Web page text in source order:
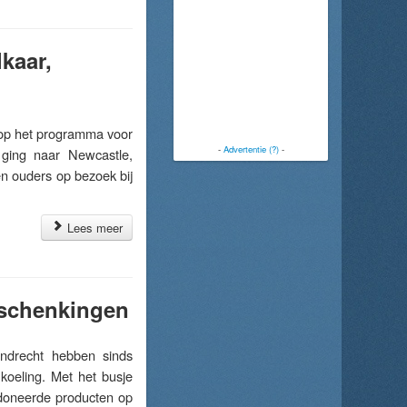
het programma voor
naar Newcastle,
ouders op bezoek bij
Lees meer
hebben sinds
Met het busje
producten op
- Advertentie (?)-